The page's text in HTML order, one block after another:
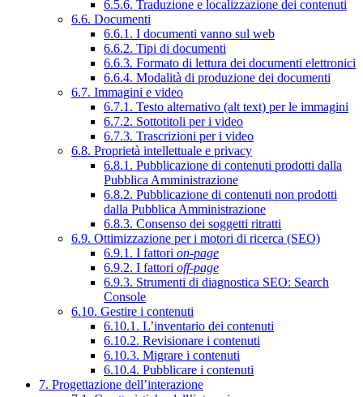
6.5.6. Traduzione e localizzazione dei contenuti
6.6. Documenti
6.6.1. I documenti vanno sul web
6.6.2. Tipi di documenti
6.6.3. Formato di lettura dei documenti elettronici
6.6.4. Modalità di produzione dei documenti
6.7. Immagini e video
6.7.1. Testo alternativo (alt text) per le immagini
6.7.2. Sottotitoli per i video
6.7.3. Trascrizioni per i video
6.8. Proprietà intellettuale e privacy
6.8.1. Pubblicazione di contenuti prodotti dalla
Pubblica Amministrazione
6.8.2. Pubblicazione di contenuti non prodotti
dalla Pubblica Amministrazione
6.8.3. Consenso dei soggetti ritratti
6.9. Ottimizzazione per i motori di ricerca (SEO)
6.9.1. I fattori on-page
6.9.2. I fattori off-page
6.9.3. Strumenti di diagnostica SEO: Search
Console
6.10. Gestire i contenuti
6.10.1. L’inventario dei contenuti
6.10.2. Revisionare i contenuti
6.10.3. Migrare i contenuti
6.10.4. Pubblicare i contenuti
7. Progettazione dell’interazione